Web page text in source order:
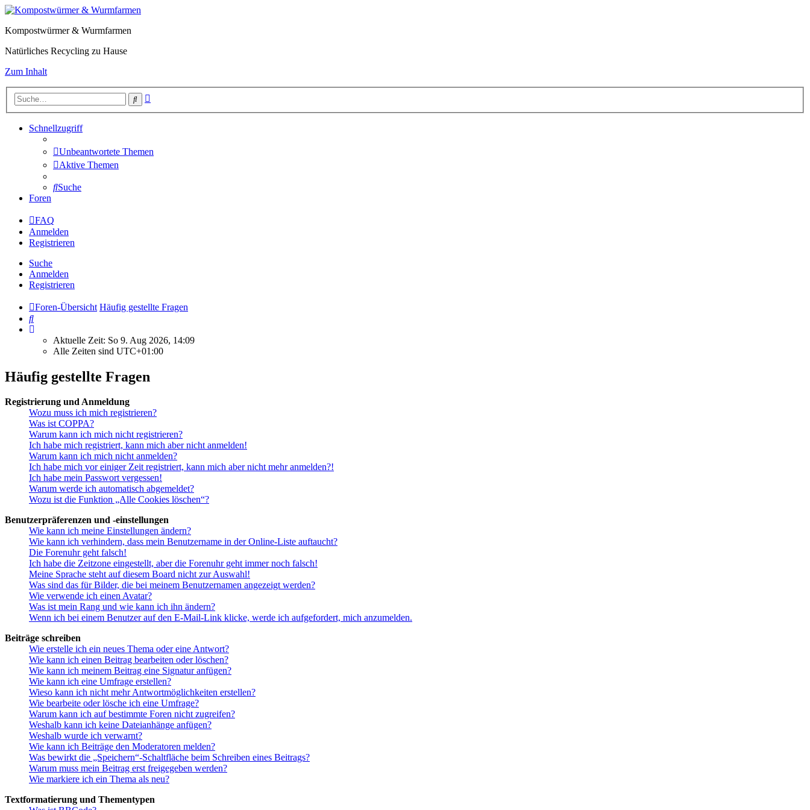
Kompostwürmer & Wurmfarmen
Natürliches Recycling zu Hause
Zum Inhalt
Suche
Schnellzugriff
Unbeantwortete Themen
Aktive Themen
Suche
Foren
FAQ
Anmelden
Registrieren
Suche
Anmelden
Registrieren
Foren-Übersicht Häufig gestellte Fragen
Suche
Aktuelle Zeit: So 9. Aug 2026, 14:09
Alle Zeiten sind UTC+01:00
Häufig gestellte Fragen
Registrierung und Anmeldung
Wozu muss ich mich registrieren?
Was ist COPPA?
Warum kann ich mich nicht registrieren?
Ich habe mich registriert, kann mich aber nicht anmelden!
Warum kann ich mich nicht anmelden?
Ich habe mich vor einiger Zeit registriert, kann mich aber nicht mehr anmelden?!
Ich habe mein Passwort vergessen!
Warum werde ich automatisch abgemeldet?
Wozu ist die Funktion „Alle Cookies löschen“?
Benutzerpräferenzen und -einstellungen
Wie kann ich meine Einstellungen ändern?
Wie kann ich verhindern, dass mein Benutzername in der Online-Liste auftaucht?
Die Forenuhr geht falsch!
Ich habe die Zeitzone eingestellt, aber die Forenuhr geht immer noch falsch!
Meine Sprache steht auf diesem Board nicht zur Auswahl!
Was sind das für Bilder, die bei meinem Benutzernamen angezeigt werden?
Wie verwende ich einen Avatar?
Was ist mein Rang und wie kann ich ihn ändern?
Wenn ich bei einem Benutzer auf den E-Mail-Link klicke, werde ich aufgefordert, mich anzumelden.
Beiträge schreiben
Wie erstelle ich ein neues Thema oder eine Antwort?
Wie kann ich einen Beitrag bearbeiten oder löschen?
Wie kann ich meinem Beitrag eine Signatur anfügen?
Wie kann ich eine Umfrage erstellen?
Wieso kann ich nicht mehr Antwortmöglichkeiten erstellen?
Wie bearbeite oder lösche ich eine Umfrage?
Warum kann ich auf bestimmte Foren nicht zugreifen?
Weshalb kann ich keine Dateianhänge anfügen?
Weshalb wurde ich verwarnt?
Wie kann ich Beiträge den Moderatoren melden?
Was bewirkt die „Speichern“-Schaltfläche beim Schreiben eines Beitrags?
Warum muss mein Beitrag erst freigegeben werden?
Wie markiere ich ein Thema als neu?
Textformatierung und Thementypen